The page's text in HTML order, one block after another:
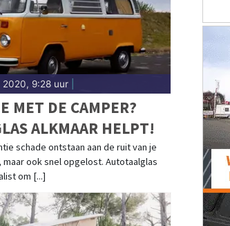
2020, 9:28 uur|
MET DE CAMPER?
ALKMAAR HELPT!
schade ontstaan aan de ruit van je
maar ook snel opgelost. Autotaalglas
om [...]